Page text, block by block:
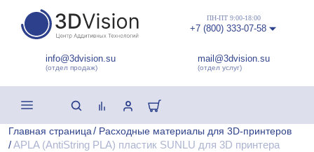
info@3dvision.su
(отдел продаж)
mail@3dvision.su
(отдел услуг)
ПН-ПТ 9:00-18:00
+7 (800) 333-07-58
Главная страница/ Расходные материалы для 3D-принтеров
/APLA (AntiString PLA) пластик SUNLU для 3D принтера